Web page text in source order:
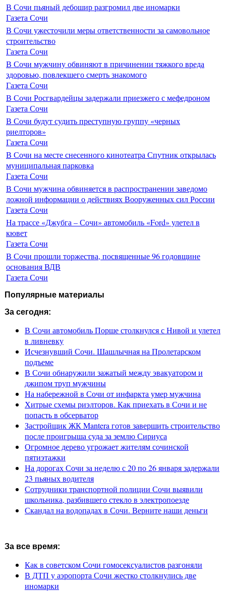
В Сочи пьяный дебошир разгромил две иномарки
Газета Сочи
В Сочи ужесточили меры ответственности за самовольное
строительство
Газета Сочи
В Сочи мужчину обвиняют в причинении тяжкого вреда
здоровью, повлекшего смерть знакомого
Газета Сочи
В Сочи Росгвардейцы задержали приезжего с мефедроном
Газета Сочи
В Сочи будут судить преступную группу «черных
риелторов»
Газета Сочи
В Сочи на месте снесенного кинотеатра Спутник открылась
муниципальная парковка
Газета Сочи
В Сочи мужчина обвиняется в распространении заведомо
ложной информации о действиях Вооруженных сил России
Газета Сочи
На трассе «Джубга – Сочи» автомобиль «Ford» улетел в
кювет
Газета Сочи
В Сочи прошли торжества, посвященные 96 годовщине
основания ВДВ
Газета Сочи
Популярные материалы
За сегодня:
В Сочи автомобиль Порше столкнулся с Нивой и улетел
в ливневку
Исчезнувший Сочи. Шашлычная на Пролетарском
подъеме
В Сочи обнаружили зажатый между эвакуатором и
джипом труп мужчины
На набережной в Сочи от инфаркта умер мужчина
Хитрые схемы риэлторов. Как приехать в Сочи и не
попасть в обсерватор
Застройщик ЖК Mantera готов завершить строительство
после проигрыша суда за землю Сириуса
Огромное дерево угрожает жителям сочинской
пятиэтажки
На дорогах Сочи за неделю с 20 по 26 января задержали
23 пьяных водителя
Сотрудники транспортной полиции Сочи выявили
школьника, разбившего стекло в электропоезде
Скандал на водопадах в Сочи. Верните наши деньги
За все время:
Как в советском Сочи гомосексуалистов разгоняли
В ДТП у аэропорта Сочи жестко столкнулись две
иномарки